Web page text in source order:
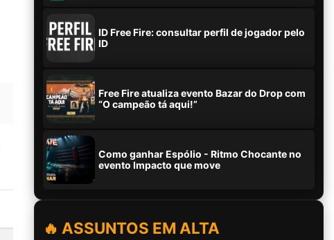
ID Free Fire: consultar perfil de jogador pelo
ID
Free Fire atualiza evento Bazar do Drop com
“O campeão tá aqui!”
Como ganhar Espólio - Ritmo Chocante no
evento Impacto que move
🔥 ASSUNTOS EM ALTA